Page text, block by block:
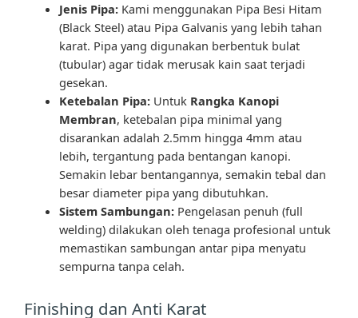
Jenis Pipa:Kami menggunakan Pipa Besi Hitam
(Black Steel) atau Pipa Galvanis yang lebih tahan
karat. Pipa yang digunakan berbentuk bulat
(tubular) agar tidak merusak kain saat terjadi
gesekan.
Ketebalan Pipa:Untuk Rangka Kanopi
Membran, ketebalan pipa minimal yang
disarankan adalah 2.5mm hingga 4mm atau
lebih, tergantung pada bentangan kanopi.
Semakin lebar bentangannya, semakin tebal dan
besar diameter pipa yang dibutuhkan.
Sistem Sambungan:Pengelasan penuh (full
welding) dilakukan oleh tenaga profesional untuk
memastikan sambungan antar pipa menyatu
sempurna tanpa celah.
Finishing dan Anti Karat